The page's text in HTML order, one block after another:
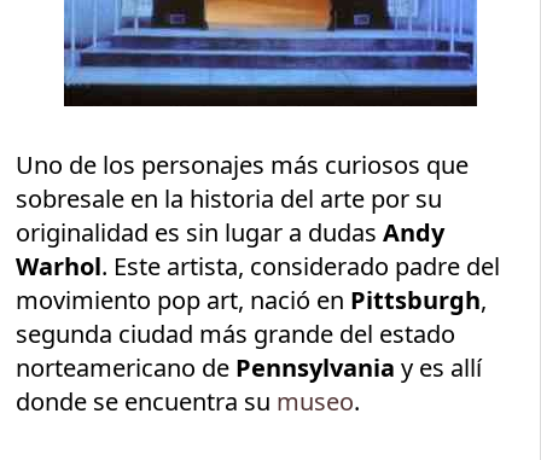
Uno de los personajes más curiosos que
sobresale en la historia del arte por su
originalidad es sin lugar a dudasAndy
Warhol. Este artista, considerado padre del
movimiento pop art, nació en Pittsburgh,
segunda ciudad más grande del estado
norteamericano de Pennsylvania y es allí
donde se encuentra su museo.